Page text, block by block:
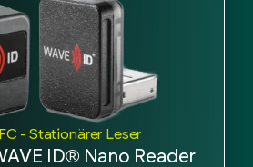
- Stationärer Leser
ID® Nano Reader